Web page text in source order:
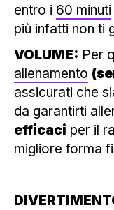
entro i 60 minuti
più infatti non ti
VOLUME: Per
allenamento
assicurati che
da garantirti
efficaci per il
migliore forma